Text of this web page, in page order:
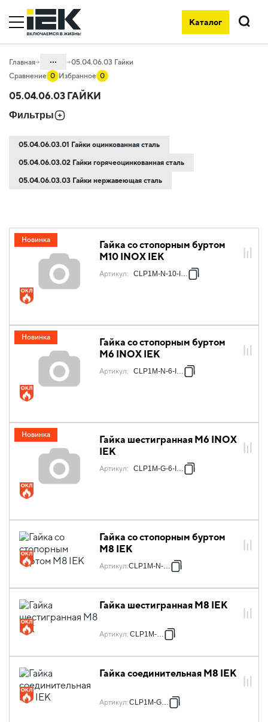
Каталог
Поиск
Главная ...
Каталог
05. Системы для прокладки кабеля
05.04.06 Метизы и крепеж
05.04.06.03 Гайки
Сравнение 0 Избранное 0
05.04.06.03 ГАЙКИ
Фильтры
05.04.06.03.01 Гайки оцинкованная сталь
05.04.06.03.02 Гайки горячеоцинкованная сталь
05.04.06.03.03 Гайки нержавеющая сталь
Гайка со стопорным буртом
М10 INOX IEK
Артикул: CLP1M-N-10-INOX
Новинка
Гайка со стопорным буртом
М6 INOX IEK
Артикул: CLP1M-N-6-INOX
Новинка
Гайка шестигранная М6 INOX
IEK
Артикул: CLP1M-G-6-INOX
Новинка
Гайка со стопорным буртом
М8 IEK
Артикул:CLP1M-N-8-2
Гайка шестигранная М8 IEK
Артикул: CLP1M-G-8
Гайка соединительная М8 IEK
Артикул:CLP1M-GS-8